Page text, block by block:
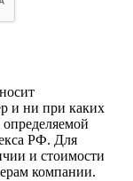
и ни при каких
РФ. Для
и стоимости
компании.